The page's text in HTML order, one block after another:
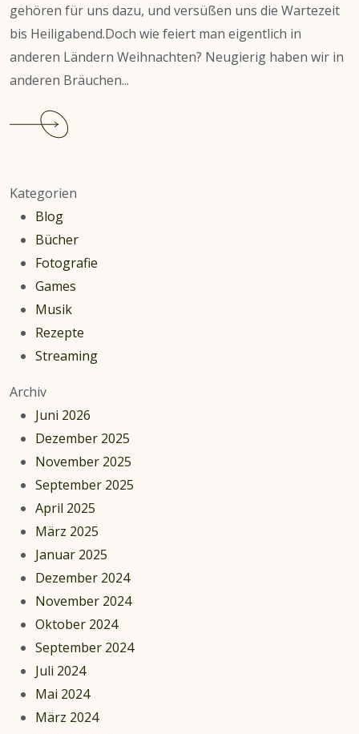
gehören für uns dazu, und versüßen uns die Wartezeit
bis Heiligabend.Doch wie feiert man eigentlich in
anderen Ländern Weihnachten? Neugierig haben wir in
anderen Bräuchen...
die
halten
Kategorien
Blog
Bücher
Fotografie
Games
Musik
Rezepte
Streaming
Archiv
Juni 2026
Dezember 2025
November 2025
September 2025
April 2025
März 2025
Januar 2025
Dezember 2024
November 2024
Oktober 2024
September 2024
Juli 2024
Mai 2024
März 2024